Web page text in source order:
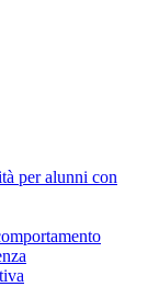
per alunni con